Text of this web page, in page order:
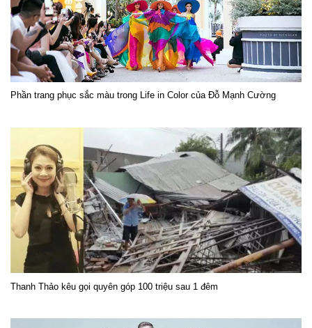
Phần trang phục sắc màu trong Life in Color của Đỗ Mạnh Cường
Thanh Thảo kêu gọi quyên góp 100 triệu sau 1 đêm